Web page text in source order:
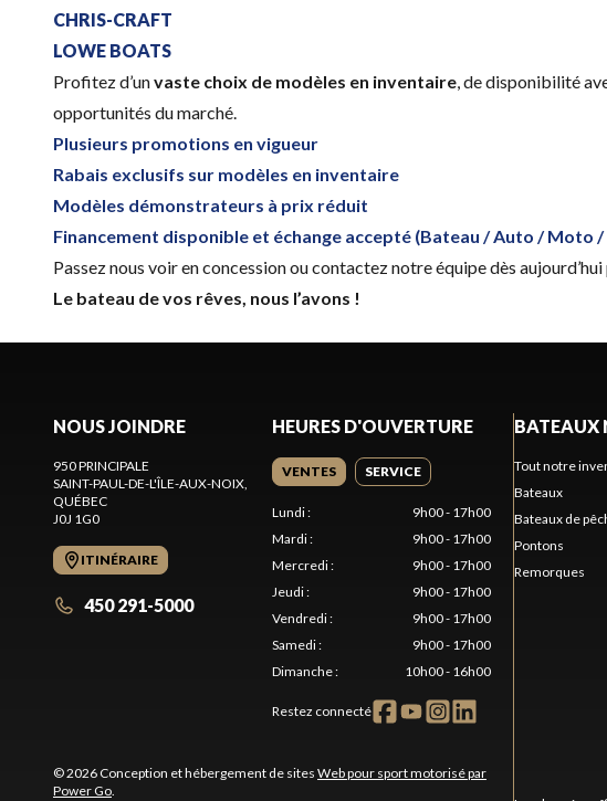
CHRIS-CRAFT
LOWE BOATS
Profitez d’unvaste choix de modèles en inventaire, de disponibilité
opportunités du marché.
Plusieurs promotions en vigueur
Rabais exclusifs sur modèles en inventaire
Modèles démonstrateurs à prix réduit
Financement disponible et échange accepté (Bateau / Auto / Moto
Passez nous voir en concession ou contactez notre équipe dès
Le bateau de vos rêves, nous l’avons !
NOUS JOINDRE
950 PRINCIPALE
SAINT-PAUL-DE-L'ÎLE-AUX-NOIX,
QUÉBEC
J0J 1G0
ITINÉRAIRE
450 291-5000
HEURES D'OUVERTURE
VENTES SERVICE
Lundi:
9h00 - 17h00
Mardi:
9h00 - 17h00
Mercredi:
9h00 - 17h00
Jeudi:
9h00 - 17h00
Vendredi:
9h00 - 17h00
Samedi:
9h00 - 17h00
Dimanche: 10h00 - 16h00
Restez connecté
© 2026 Conception et hébergement de sites Web pour sport motorisé par
Power Go.
BATEAUX
Tout notre
Bateaux
Bateaux de
Pontons
Remorques